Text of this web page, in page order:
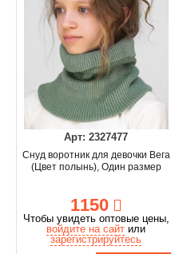
Арт: 2327477
Снуд воротник для девочки Вега
(Цвет полынь), Один размер
1150
Чтобы увидеть оптовые цены,
войдите на сайт или
зарегистрируйтесь